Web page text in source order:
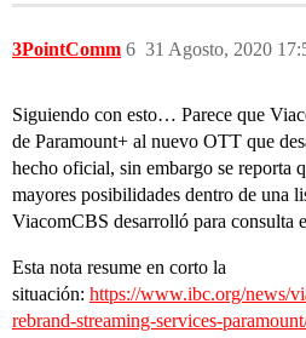
3PointComm 31 Agosto, 2020
6
Siguiendo con esto… Parece que
de Paramount+ al nuevo OTT que
hecho oficial, sin embargo se reporta
mayores posibilidades dentro de una
ViacomCBS desarrolló para consulta
Esta nota resume en corto la
situación: https://www.ibc.org/news/
rebrand-streaming-services-